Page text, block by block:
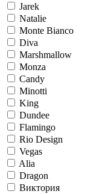
Jarek
Natalie
Monte Bianco
Diva
Marshmallow
Monza
Candy
Minotti
King
Dundee
Flamingo
Rio Design
Vegas
Alia
Dragon
Виктория